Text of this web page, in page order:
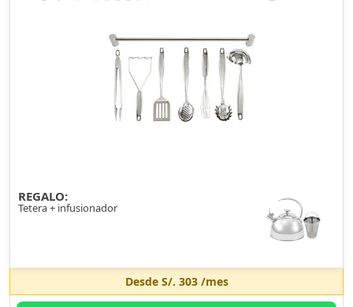
REGALO:
Tetera + infusionador
Desde S/. 303/mes